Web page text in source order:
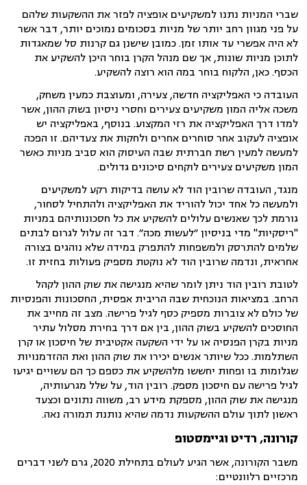
שברי המניות נתנו למשקיעים אופציה לפזר את ההשקעות שלהם
על פני מגוון רחב יותר של מניות בסכומים נמוכים יותר, דבר אשר
לא היה אפשרי עד אותו זמן. כמובן שישנן גם קרנות סל שמאגדות
לתוכן מניות שונות, אך שם מנהל הקרן בוחר היכן להשקיע את
הכסף. כאן, הלקוח בוחר במה הוא רוצה להשקיע.
העובדה כי האפליקציה חדשה, צעירה, ומעוצבת כמעין משחק,
משכה אליה המון משקיעים צעירים וחסרי ניסיון בשוק ההון, אשר
למדו דרך האפליקציה את רזי המקצוע. בנוסף, באפליקציה יש
אופציה לעקוב אחר סוחרים אחרים ולחקות את צעדיהם. זו הפכה
למעשה למעין רשת חברתית שבה העיסוק הוא סביב מניות כאשר
המון משקיעים צעירים לוקחים סיכונים גדולים.
מנגד, העובדה שרובין הוד לא עושה בדיקות רקע למשקיעים
ולמעשה כל אחד יכול להוריד את האפליקציה ולהתחיל לסחור,
גורמת לכך שאנשים עלולים להשקיע את כל חסכונותיהם במניות
"ריסקיות" מדי בניסיון ״לעשות מכה״. דבר זה עלול לגרום לבתים
שלמים להתרסק ולמשפחות להתפרק במידה שלא נוהגים בצורה
אחראית, ונדמה שרובין הוד לא נוקטת מספיק פעולות בחזית זו.
לטובת רובין הוד ניתן לומר שהיא מנגישה את שוק ההון לקהל
הרחב. במציאות הנוכחית שבה הריבית אפסית, החסכונות והפנסיות
של כולם לא צוברות מספיק כסף לגיל פרישה. מצב זה מחייב את
החוסכים להשקיע בשוק ההון, בין אם דרך בחירת מסלול עתיר
מניות בקרן הפנסיה או על ידי השקעה אקטיבית של חיסכון או קרן
השתלמות. ככל שיותר אנשים יכירו את שוק ההון ואת ההזדמנויות
שגלומות בו ופחות יחששו מלהשקיע את כספם כך הם עשויים יגיעו
לגיל פרישה עם חיסכון מספק. רובין הוד, על שלל מגרעותיה,
מנגישה את שוק ההון, מספקת מידע רב, משווה נתונים וכצעד
ראשון לתוך עולם ההשקעות נדמה שהיא נותנת תמורה נאה.
קורונה, רדיט וגיימסטופ
משבר הקורונה, אשר הגיע לעולם בתחילת 2020, גרם לשני דברים
מרכזיים רלוונטיים: